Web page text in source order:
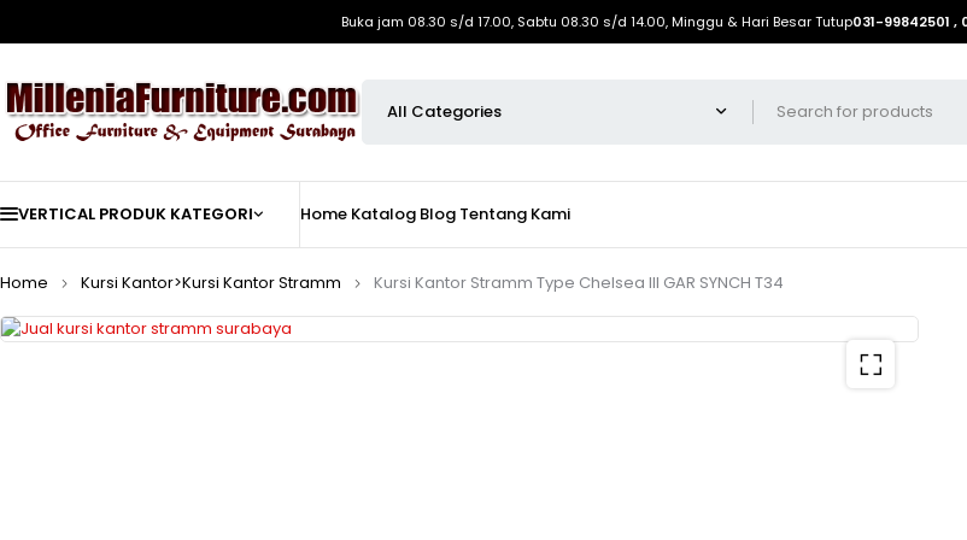
Buka jam 08.30 s/d 17.00, Sabtu 08.30 s/d 14.00, Minggu & Hari Besar Tutup031-99842501 ,
VERTICAL PRODUK KATEGORI Home Katalog Blog Tentang Kami
Home Kursi Kantor>Kursi Kantor Stramm Kursi Kantor Stramm Type Chelsea III GAR SYNCH T34